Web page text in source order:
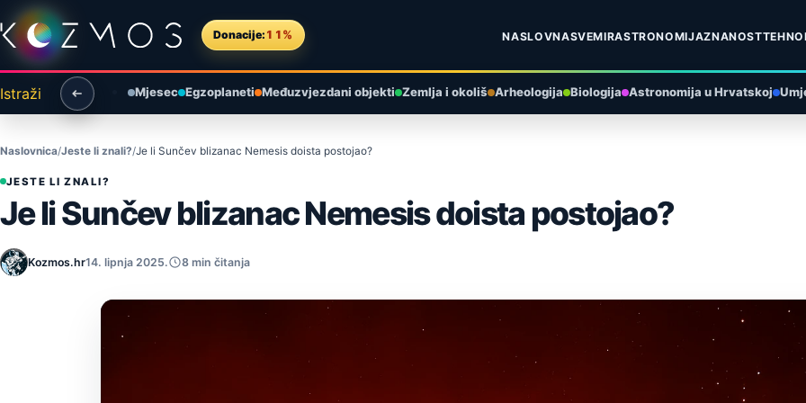
Preskoči na sadržaj
Donacije: 11% NASLOVNASVEMIRASTRONOMIJAZNANOST
Istraži Mjesec Egzoplaneti Međuzvjezdani objekti Zemlja i okoliš Arheologija Biologija Astronomija u Hrvatskoj
Naslovnica Jeste li znali? Je li Sunčev blizanac Nemesis doista postojao?
JESTE LI ZNALI?
Je li Sunčev blizanac Nemesis doista postojao?
Kozmos.hr14. lipnja 2025. 8 min čitanja